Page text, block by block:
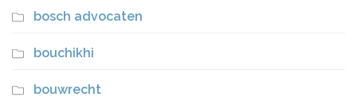
bosch advocaten
bouchikhi
bouwrecht